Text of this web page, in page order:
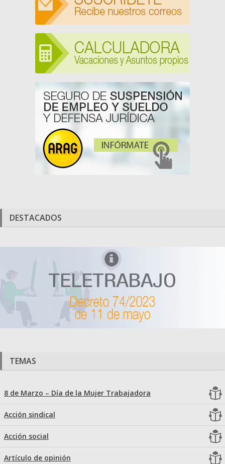
DESTACADOS
TEMAS
8 de Marzo – Día de la Mujer Trabajadora
Acción sindical
Acción social
Artículo de opinión